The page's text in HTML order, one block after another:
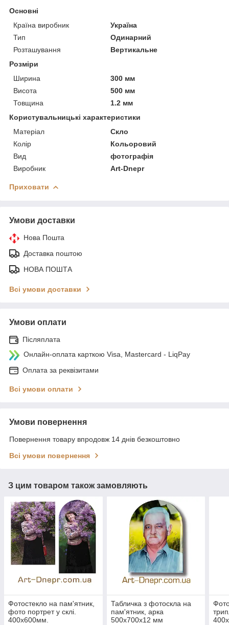
Основні
Країна виробник
Україна
Тип
Одинарний
Розташування
Вертикальне
Розміри
Ширина
300 мм
Висота
500 мм
Товщина
1.2 мм
Користувальницькі характеристики
Матеріал
Скло
Колір
Кольоровий
Вид
фотографія
Виробник
Art-Dnepr
Приховати
Умови доставки
Нова Пошта
Доставка поштою
НОВА ПОШТА
Всі умови доставки
Умови оплати
Післяплата
Онлайн-оплата карткою Visa, Mastercard - LiqPay
Оплата за реквізитами
Всі умови оплати
Умови повернення
Повернення товару впродовж 14 днів безкоштовно
Всі умови повернення
З цим товаром також замовляють
Фотостекло на пам'ятник,
фото портрет у склі.
400х600мм.
Табличка з фотоскла на
пам'ятник, арка
500х700х12 мм